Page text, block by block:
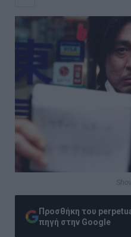
Προσθήκη του
πηγή στην Google